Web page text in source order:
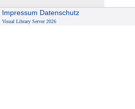
Impressum Datenschutz
Visual Library Server 2026